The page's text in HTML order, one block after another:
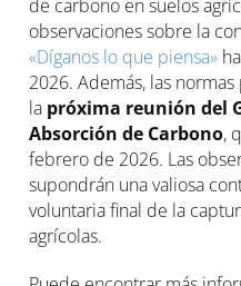
de carbono en suelos
observaciones sobre la
«Díganos lo que piensa»
2026. Además, las
la próxima reunión del
Absorción de Carbono,
febrero de 2026. Las
supondrán una valiosa
voluntaria final de la
agrícolas.